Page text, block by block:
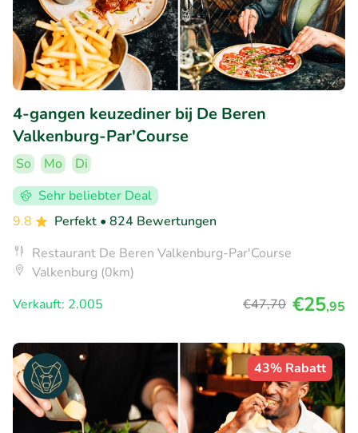
4-gangen keuzediner bij De Beren
Valkenburg-Par'Course
So Mo
Di
Sehr beliebter Deal
9.8
Perfekt • 824 Bewertungen
Restaurant De Beren Valkenburg-Par'Course
Valkenburg (0km)
Verkauft: 2.005
€47,70 €25,95
43% Rabatt